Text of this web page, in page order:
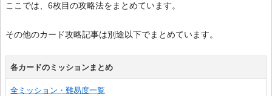
ここでは、6枚目の攻略法をまとめています。
その他のカード攻略記事は別途以下でまとめています。
各カードのミッションまとめ
全ミッション・難易度一覧